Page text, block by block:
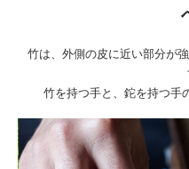
竹は、外側の皮に近い部分が
竹を持つ手と、鉈を持つ手